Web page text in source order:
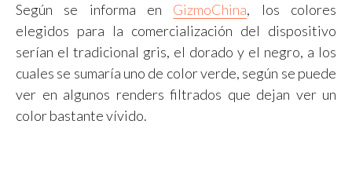
Según se informa en GizmoChina, los colores
elegidos para la comercialización del dispositivo
serían el tradicional gris, el dorado y el negro, a los
cuales se sumaría uno de color verde, según se puede
ver en algunos renders filtrados que dejan ver un
color bastante vívido.